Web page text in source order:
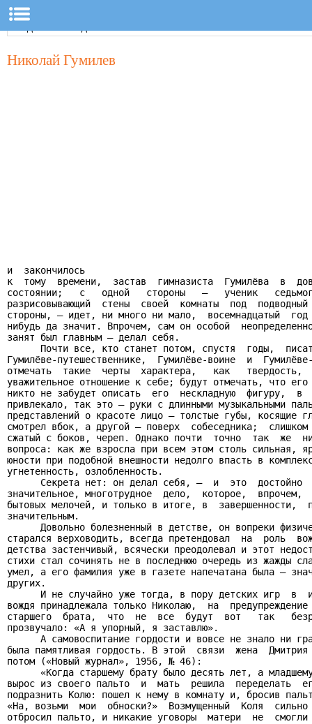
Николай Гумилев
и  закончилось
к  тому  времени,  застав  гимназиста  Гумилёва  в
состоянии;   с   одной   стороны   –   ученик
разрисовывающий  стены  своей  комнаты  под
стороны, – идет, ни много ни мало,  восемнадцатый
нибудь да значит. Впрочем, сам он особой
занят был главным – делал себя.
Почти все, кто станет потом, спустя  годы,
Гумилёве-путешественнике,  Гумилёве-воине  и
отмечать  такие  черты  характера,   как   твердость,
уважительное отношение к себе; будут отмечать, что
никто не забудет описать  его  нескладную  фигуру,
привлекало, так это – руки с длинными музыкальными
представлений о красоте лицо – толстые губы, косящие
смотрел вбок, а другой – поверх  собеседника;
сжатый с боков, череп. Однако почти  точно  так  же
вопроса: как же взросла при всем этом столь сильная,
юности при подобной внешности недолго впасть в
угнетенность, озлобленность.
Секрета нет: он делал себя, –  и  это  достойно
значительное, многотрудное  дело,  которое,  впрочем,
бытовых мелочей, и только в итоге, в  завершенности,
значительным.
Довольно болезненный в детстве, он вопреки
старался верховодить, всегда претендовал  на  роль
детства застенчивый, всячески преодолевал и этот
стихи стал сочинять не в последнюю очередь из жажды
умел, а его фамилия уже в газете напечатана была –
других.
И не случайно уже тогда, в пору детских игр  в
вождя принадлежала только Николаю,  на
старшего  брата,  что  не  все  будут  вот   так
прозвучало: «А я упорный, я заставлю».
А самовоспитание гордости и вовсе не знало ни
была памятливая гордость. В этой  связи  жена  Дмитрия
потом («Новый журнал», 1956, № 46):
«Когда старшему брату было десять лет, а
вырос из своего пальто  и  мать  решила  переделать
подразнить Колю: пошел к нему в комнату и, бросив
«На, возьми  мои  обноски?»  Возмущенный  Коля
отбросил пальто, и никакие уговоры  матери  не